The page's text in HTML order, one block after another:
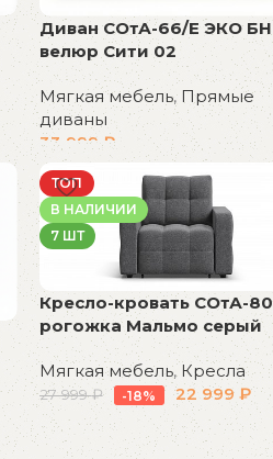
Диван СОтА-66/Е ЭКО БН
велюр Сити 02
Мягкая мебель, Прямые
диваны
33 999₽
В корзину
ТОП
В НАЛИЧИИ
7 ШТ
Кресло-кровать СОтА-80
рогожка Мальмо серый
Мягкая мебель, Кресла
27 999₽ -18% 22 999 ₽
В корзину